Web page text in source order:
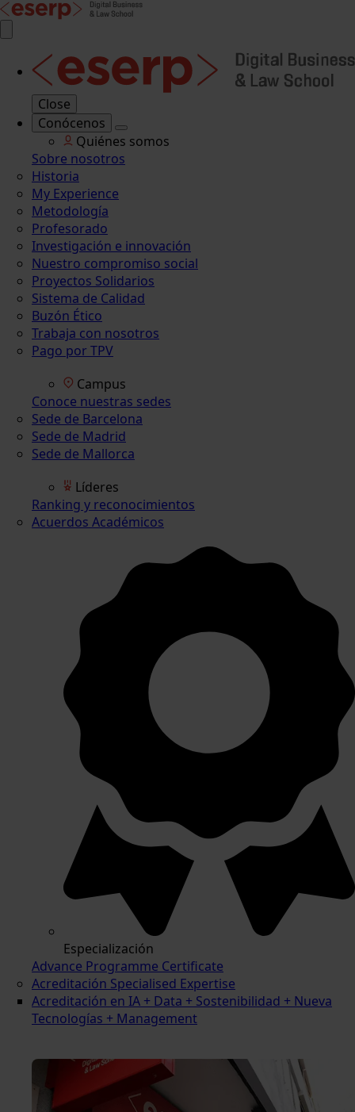
Close
Conócenos
Quiénes somos
Sobre nosotros
Historia
My Experience
Metodología
Profesorado
Investigación e innovación
Nuestro compromiso social
Proyectos Solidarios
Sistema de Calidad
Buzón Ético
Trabaja con nosotros
Pago por TPV
Campus
Conoce nuestras sedes
Sede de Barcelona
Sede de Madrid
Sede de Mallorca
Líderes
Ranking y reconocimientos
Acuerdos Académicos
Especialización
Advance Programme Certificate
Acreditación Specialised Expertise
Acreditación en IA + Data + Sostenibilidad + Nueva
Tecnologías + Management